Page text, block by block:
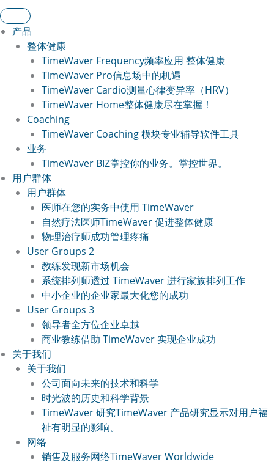
产品
整体健康
TimeWaver Frequency频率应用 整体健康
TimeWaver Pro信息场中的机遇
TimeWaver Cardio测量心律变异率（HRV）
TimeWaver Home整体健康尽在掌握！
Coaching
TimeWaver Coaching 模块专业辅导软件工具
业务
TimeWaver BIZ掌控你的业务。掌控世界。
用户群体
用户群体
医师在您的实务中使用 TimeWaver
自然疗法医师TimeWaver 促进整体健康
物理治疗师成功管理疼痛
User Groups 2
教练发现新市场机会
系统排列师透过 TimeWaver 进行家族排列工作
中小企业的企业家最大化您的成功
User Groups 3
领导者全方位企业卓越
商业教练借助 TimeWaver 实现企业成功
关于我们
关于我们
公司面向未来的技术和科学
时光波的历史和科学背景
TimeWaver 研究TimeWaver 产品研究显示对用户福
祉有明显的影响。
网络
销售及服务网络TimeWaver Worldwide